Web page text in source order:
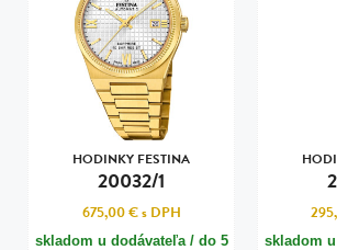
HODINKY FESTINA
20032/1
675,00 €s DPH
skladom u dodávateľa / do 5
skladom